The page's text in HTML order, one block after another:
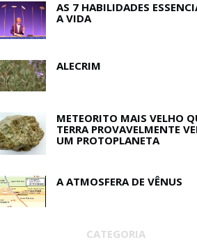
AS 7 HABILIDADES
A VIDA
ALECRIM
METEORITO MAIS VELHO
TERRA PROVAVELMENTE
UM PROTOPLANETA
A ATMOSFERA DE VÊNUS
CATEGORIA